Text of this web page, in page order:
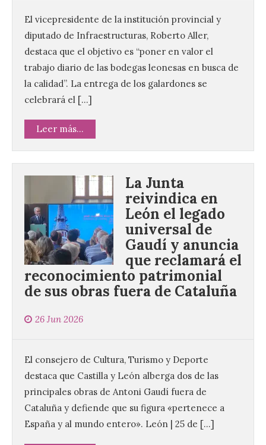
El vicepresidente de la institución provincial y
diputado de Infraestructuras, Roberto Aller,
destaca que el objetivo es “poner en valor el
trabajo diario de las bodegas leonesas en busca de
la calidad”. La entrega de los galardones se
celebrará el […]
Leer más...
La Junta
reivindica en
León el legado
universal de
Gaudí y anuncia
que reclamará el
reconocimiento patrimonial
de sus obras fuera de Cataluña
26 Jun 2026
El consejero de Cultura, Turismo y Deporte
destaca que Castilla y León alberga dos de las
principales obras de Antoni Gaudí fuera de
Cataluña y defiende que su figura «pertenece a
España y al mundo entero». León | 25 de […]